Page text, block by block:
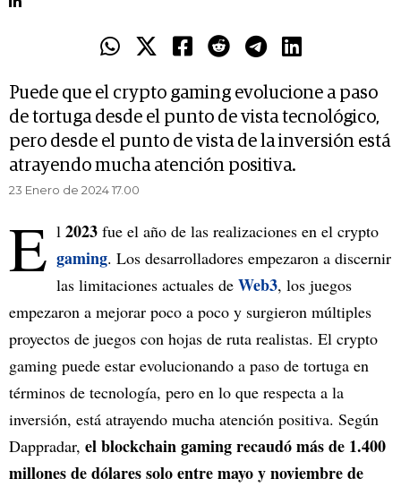
Puede que el crypto gaming evolucione a paso
de tortuga desde el punto de vista tecnológico,
pero desde el punto de vista de la inversión está
atrayendo mucha atención positiva.
23 Enero de 2024 17.00
E l 2023 fue el año de las realizaciones en el crypto
gaming. Los desarrolladores empezaron a discernir
las limitaciones actuales de Web3, los juegos
empezaron a mejorar poco a poco y surgieron múltiples
proyectos de juegos con hojas de ruta realistas. El crypto
gaming puede estar evolucionando a paso de tortuga en
términos de tecnología, pero en lo que respecta a la
inversión, está atrayendo mucha atención positiva. Según
Dappradar, el blockchain gaming recaudó más de 1.400
millones de dólares solo entre mayo y noviembre de